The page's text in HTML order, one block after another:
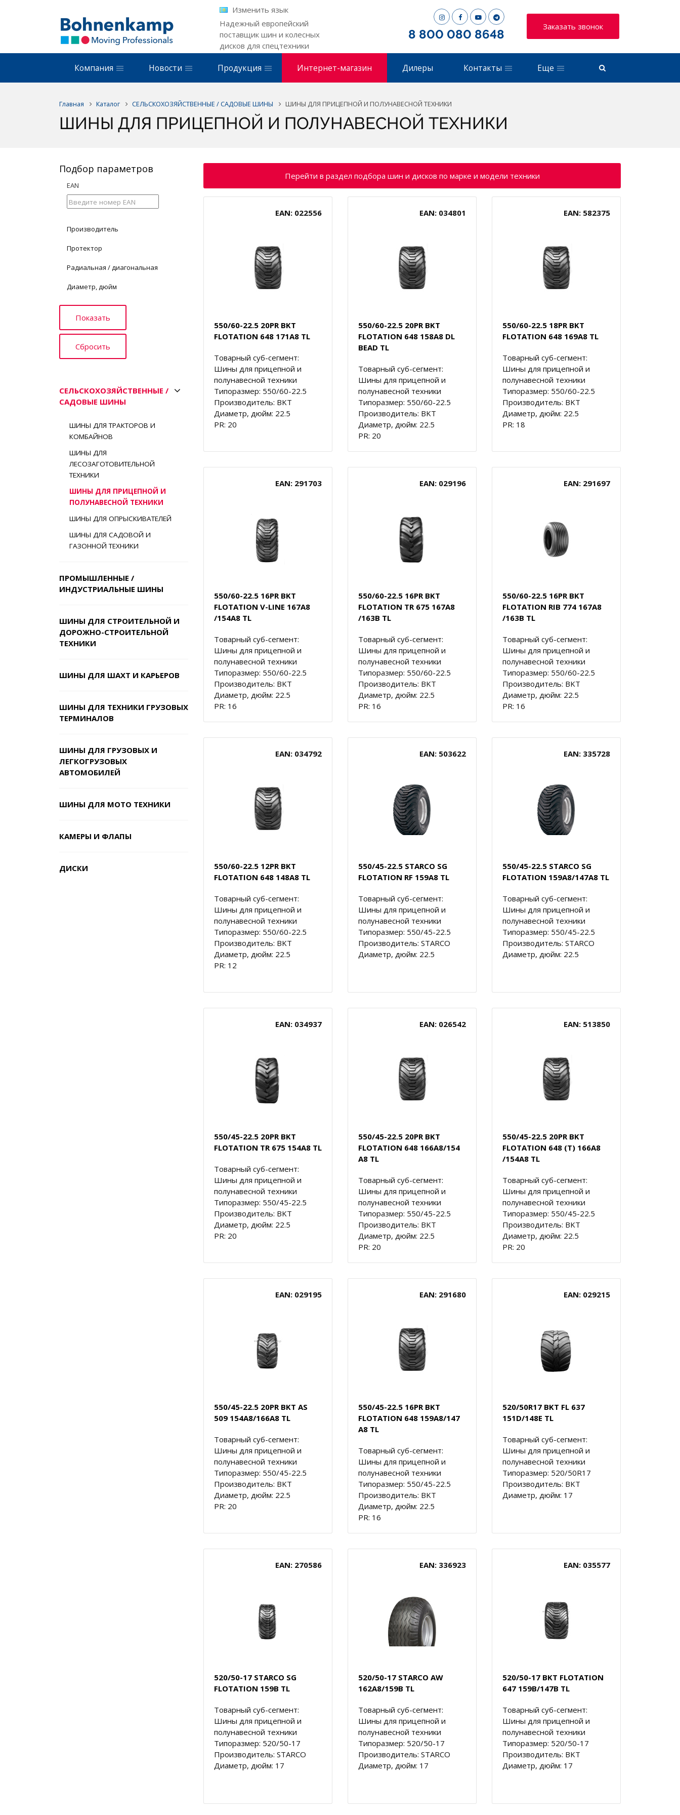
Изменить язык
Надежный европейский
поставщик шин и колесных
дисков для спецтехники
8 800 080 8648
Заказать звонок
Компания Новости Продукция Интернет-магазин Дилеры Контакты Еще
Главная Каталог СЕЛЬСКОХОЗЯЙСТВЕННЫЕ / САДОВЫЕ ШИНЫ ШИНЫ ДЛЯ ПРИЦЕПНОЙ И ПОЛУНАВЕСНОЙ ТЕХНИКИ
ШИНЫ ДЛЯ ПРИЦЕПНОЙ И ПОЛУНАВЕСНОЙ ТЕХНИКИ
Подбор параметров
EAN
Производитель
Протектор
Радиальная / диагональная
Диаметр, дюйм
СЕЛЬСКОХОЗЯЙСТВЕННЫЕ /
САДОВЫЕ ШИНЫ
ШИНЫ ДЛЯ ТРАКТОРОВ И
КОМБАЙНОВ
ШИНЫ ДЛЯ
ЛЕСОЗАГОТОВИТЕЛЬНОЙ
ТЕХНИКИ
ШИНЫ ДЛЯ ПРИЦЕПНОЙ И
ПОЛУНАВЕСНОЙ ТЕХНИКИ
ШИНЫ ДЛЯ ОПРЫСКИВАТЕЛЕЙ
ШИНЫ ДЛЯ САДОВОЙ И
ГАЗОННОЙ ТЕХНИКИ
ПРОМЫШЛЕННЫЕ /
ИНДУСТРИАЛЬНЫЕ ШИНЫ
ШИНЫ ДЛЯ СТРОИТЕЛЬНОЙ И
ДОРОЖНО-СТРОИТЕЛЬНОЙ
ТЕХНИКИ
ШИНЫ ДЛЯ ШАХТ И КАРЬЕРОВ
ШИНЫ ДЛЯ ТЕХНИКИ ГРУЗОВЫХ
ТЕРМИНАЛОВ
ШИНЫ ДЛЯ ГРУЗОВЫХ И
ЛЕГКОГРУЗОВЫХ
АВТОМОБИЛЕЙ
ШИНЫ ДЛЯ МОТО ТЕХНИКИ
КАМЕРЫ И ФЛАПЫ
ДИСКИ
Перейти в раздел подбора шин и дисков по марке и модели техники
EAN: 022556
550/60-22.5 20PR BKT
FLOTATION 648 171A8 TL
Товарный суб-сегмент:
Шины для прицепной и
полунавесной техники
Типоразмер: 550/60-22.5
Производитель: BKT
Диаметр, дюйм: 22.5
PR: 20
EAN: 034801
550/60-22.5 20PR BKT
FLOTATION 648 158A8 DL
BEAD TL
Товарный суб-сегмент:
Шины для прицепной и
полунавесной техники
Типоразмер: 550/60-22.5
Производитель: BKT
Диаметр, дюйм: 22.5
PR: 20
EAN: 582375
550/60-22.5 18PR BKT
FLOTATION 648 169A8 TL
Товарный суб-сегмент:
Шины для прицепной и
полунавесной техники
Типоразмер: 550/60-22.5
Производитель: BKT
Диаметр, дюйм: 22.5
PR: 18
EAN: 291703
550/60-22.5 16PR BKT
FLOTATION V-LINE 167A8
/154A8 TL
Товарный суб-сегмент:
Шины для прицепной и
полунавесной техники
Типоразмер: 550/60-22.5
Производитель: BKT
Диаметр, дюйм: 22.5
PR: 16
EAN: 029196
550/60-22.5 16PR BKT
FLOTATION TR 675 167A8
/163B TL
Товарный суб-сегмент:
Шины для прицепной и
полунавесной техники
Типоразмер: 550/60-22.5
Производитель: BKT
Диаметр, дюйм: 22.5
PR: 16
EAN: 291697
550/60-22.5 16PR BKT
FLOTATION RIB 774 167A8
/163B TL
Товарный суб-сегмент:
Шины для прицепной и
полунавесной техники
Типоразмер: 550/60-22.5
Производитель: BKT
Диаметр, дюйм: 22.5
PR: 16
EAN: 034792
550/60-22.5 12PR BKT
FLOTATION 648 148A8 TL
Товарный суб-сегмент:
Шины для прицепной и
полунавесной техники
Типоразмер: 550/60-22.5
Производитель: BKT
Диаметр, дюйм: 22.5
PR: 12
EAN: 503622
550/45-22.5 STARCO SG
FLOTATION RF 159A8 TL
Товарный суб-сегмент:
Шины для прицепной и
полунавесной техники
Типоразмер: 550/45-22.5
Производитель: STARCO
Диаметр, дюйм: 22.5
EAN: 335728
550/45-22.5 STARCO SG
FLOTATION 159A8/147A8 TL
Товарный суб-сегмент:
Шины для прицепной и
полунавесной техники
Типоразмер: 550/45-22.5
Производитель: STARCO
Диаметр, дюйм: 22.5
EAN: 034937
550/45-22.5 20PR BKT
FLOTATION TR 675 154A8 TL
Товарный суб-сегмент:
Шины для прицепной и
полунавесной техники
Типоразмер: 550/45-22.5
Производитель: BKT
Диаметр, дюйм: 22.5
PR: 20
EAN: 026542
550/45-22.5 20PR BKT
FLOTATION 648 166A8/154
A8 TL
Товарный суб-сегмент:
Шины для прицепной и
полунавесной техники
Типоразмер: 550/45-22.5
Производитель: BKT
Диаметр, дюйм: 22.5
PR: 20
EAN: 513850
550/45-22.5 20PR BKT
FLOTATION 648 (T) 166A8
/154A8 TL
Товарный суб-сегмент:
Шины для прицепной и
полунавесной техники
Типоразмер: 550/45-22.5
Производитель: BKT
Диаметр, дюйм: 22.5
PR: 20
EAN: 029195
550/45-22.5 20PR BKT AS
509 154A8/166A8 TL
Товарный суб-сегмент:
Шины для прицепной и
полунавесной техники
Типоразмер: 550/45-22.5
Производитель: BKT
Диаметр, дюйм: 22.5
PR: 20
EAN: 291680
550/45-22.5 16PR BKT
FLOTATION 648 159A8/147
A8 TL
Товарный суб-сегмент:
Шины для прицепной и
полунавесной техники
Типоразмер: 550/45-22.5
Производитель: BKT
Диаметр, дюйм: 22.5
PR: 16
EAN: 029215
520/50R17 BKT FL 637
151D/148E TL
Товарный суб-сегмент:
Шины для прицепной и
полунавесной техники
Типоразмер: 520/50R17
Производитель: BKT
Диаметр, дюйм: 17
EAN: 270586
520/50-17 STARCO SG
FLOTATION 159B TL
Товарный суб-сегмент:
Шины для прицепной и
полунавесной техники
Типоразмер: 520/50-17
Производитель: STARCO
Диаметр, дюйм: 17
EAN: 336923
520/50-17 STARCO AW
162A8/159B TL
Товарный суб-сегмент:
Шины для прицепной и
полунавесной техники
Типоразмер: 520/50-17
Производитель: STARCO
Диаметр, дюйм: 17
EAN: 035577
520/50-17 BKT FLOTATION
647 159B/147B TL
Товарный суб-сегмент:
Шины для прицепной и
полунавесной техники
Типоразмер: 520/50-17
Производитель: BKT
Диаметр, дюйм: 17